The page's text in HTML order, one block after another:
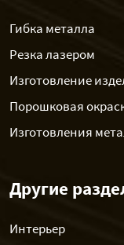
Гибка металла
Резка лазером
Изготовление
Порошковая
Изготовления
Другие
Интерьер